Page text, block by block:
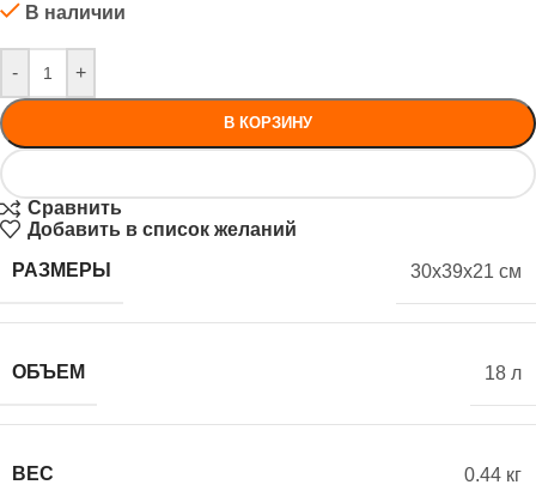
В наличии
- +
В КОРЗИНУ
Сравнить
Добавить в список желаний
РАЗМЕРЫ 30x39x21 см
ОБЪЕМ 18 л
ВЕС 0.44 кг